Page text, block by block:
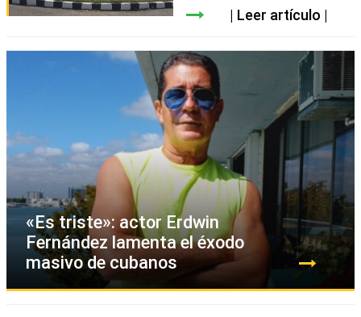
Leer artículo
«Es triste»: actor Erdwin
Fernández lamenta el éxodo
masivo de cubanos